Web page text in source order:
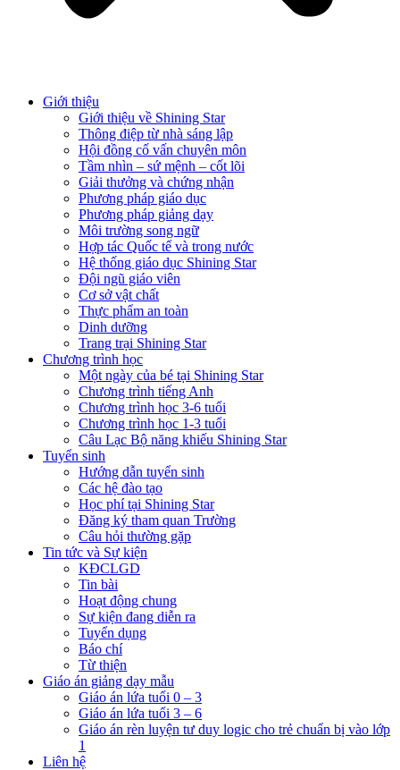
Giới thiệu
Giới thiệu về Shining Star
Thông điệp từ nhà sáng lập
Hội đồng cố vấn chuyên môn
Tầm nhìn – sứ mệnh – cốt lõi
Giải thưởng và chứng nhận
Phương pháp giáo dục
Phương pháp giảng dạy
Môi trường song ngữ
Hợp tác Quốc tế và trong nước
Hệ thống giáo dục Shining Star
Đội ngũ giáo viên
Cơ sở vật chất
Thực phẩm an toàn
Dinh dưỡng
Trang trại Shining Star
Chương trình học
Một ngày của bé tại Shining Star
Chương trình tiếng Anh
Chương trình học 3-6 tuổi
Chương trình học 1-3 tuổi
Câu Lạc Bộ năng khiếu Shining Star
Tuyển sinh
Hướng dẫn tuyển sinh
Các hệ đào tạo
Học phí tại Shining Star
Đăng ký tham quan Trường
Câu hỏi thường gặp
Tin tức và Sự kiện
KĐCLGD
Tin bài
Hoạt động chung
Sự kiện đang diễn ra
Tuyển dụng
Báo chí
Từ thiện
Giáo án giảng dạy mẫu
Giáo án lứa tuổi 0 – 3
Giáo án lứa tuổi 3 – 6
Giáo án rèn luyện tư duy logic cho trẻ chuẩn bị vào lớp
1
Liên hệ